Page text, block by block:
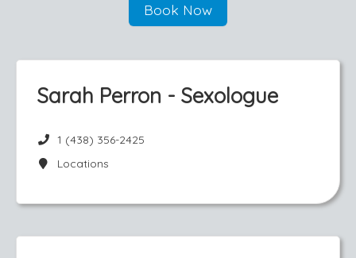
Book Now
Sarah Perron - Sexologue
1 (438) 356-2425
Locations